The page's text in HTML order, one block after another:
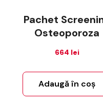
Pachet
Osteoporoza
664 lei
Adaugă în coș